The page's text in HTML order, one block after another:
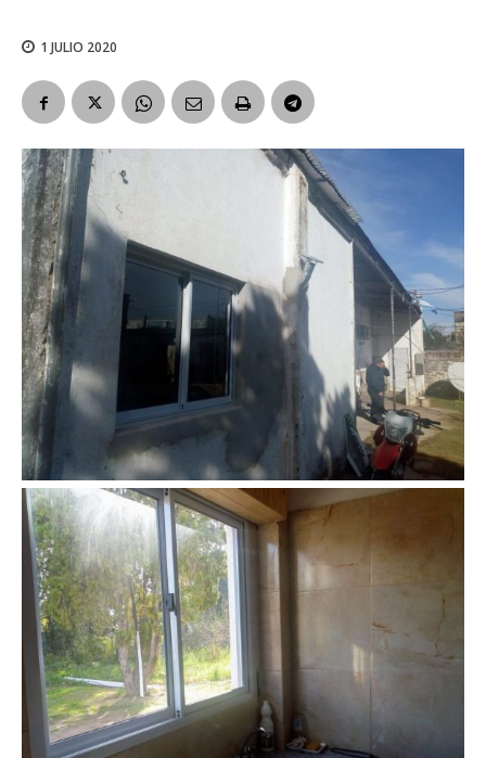
1 JULIO 2020